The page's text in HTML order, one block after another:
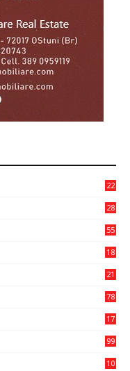
22
28
55
18
21
78
17
99
10